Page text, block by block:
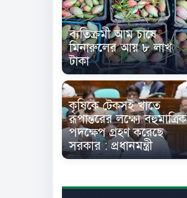
ব্যতিক্রমী আম চাষে
মিনারুলের আয় ৮ লাখ
টাকা
কৃষিকে টেকসই খাতে
রূপান্তরের লক্ষ্যে বহুমাত্রিক
পদক্ষেপ গ্রহণ করেছে
সরকার : প্রধানমন্ত্রী